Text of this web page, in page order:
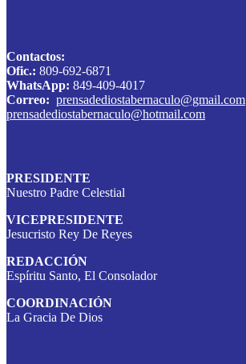
Contactos:
Ofic.: 809-692-6871
WhatsApp: 849-409-4017
Correo: prensadediostabernaculo@gmail.com
prensadediostabernaculo@hotmail.com
PRESIDENTE
Nuestro Padre Celestial
VICEPRESIDENTE
Jesucristo Rey De Reyes
REDACCIÓN
Espíritu Santo, El Consolador
COORDINACIÓN
La Gracia De Dios